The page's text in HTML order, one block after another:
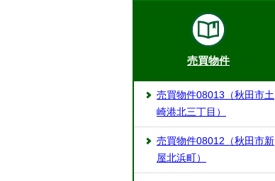
売買物件
売買物件08013（秋田市土
崎港北三丁目）
売買物件08012（秋田市新
屋北浜町）